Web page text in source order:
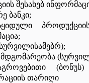
შესახებ
ბანკი;
თარიღი